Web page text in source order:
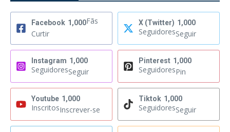
Facebook 1,000Fãs
Curtir
X (Twitter) 1,000
SeguidoresSeguir
Instagram 1,000
SeguidoresSeguir
Pinterest 1,000
SeguidoresPin
Youtube 1,000
InscritosInscrever-se
Tiktok 1,000
SeguidoresSeguir